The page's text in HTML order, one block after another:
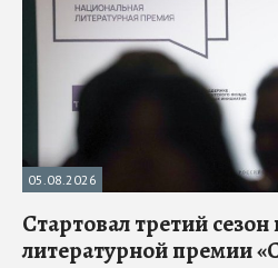
05.08.2026
Стартовал третий
литературной премии